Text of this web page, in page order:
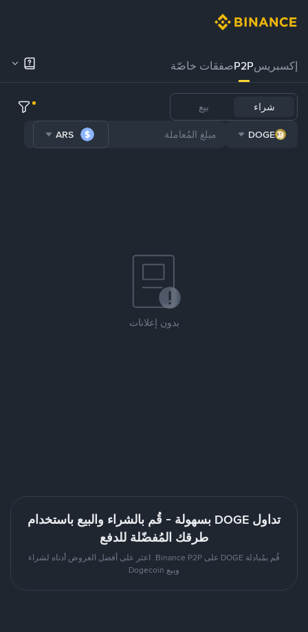
إكسبريسP2Pصفقات خاصّة
شراء بيع
DOGE
ARS
بدون إعلانات
تداول DOGE بسهولة - قُم بالشراء والبيع باستخدام
طرقك المُفضّلة للدفع
قُم بمُبادلة DOGE على Binance P2P. اعثر على أفضل العروض أدناه لشراء
وبيع Dogecoin